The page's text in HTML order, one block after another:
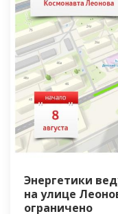
Энергетики
на улице
ограничено